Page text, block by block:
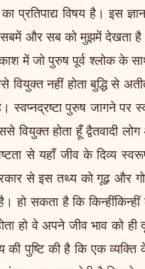
प्रतिपाद्य विषय है। इस
और सब को मुझमें देखता है
में जो पुरुष पूर्व श्लोक के
वियुक्त नहीं होता बुद्धि से
स्वप्नद्रष्टा पुरुष जागने
होता हूँ द्वैतवादी
से यहाँ जीव के दिव्य
से इस तथ्य को गूढ़ और
हो सकता है कि
हो वे अपने जीव भाव को
की पुष्टि की है कि एक